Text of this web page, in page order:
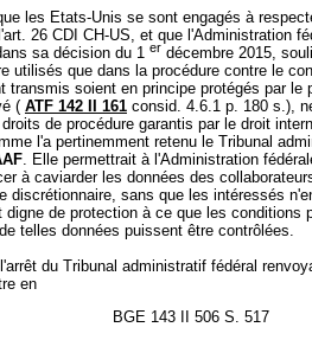
les Etats-Unis se sont engagés à
26 CDI CH-US, et que l'Administration
sa décision du 1 er décembre 2015,
utilisés que dans la procédure contre le
transmis soient en principe protégés par le
( ATF 142 II 161 consid. 4.6.1 p. 180 s.),
de procédure garantis par le droit
l'a pertinemment retenu le Tribunal
. Elle permettrait à l'Administration
à caviarder les données des
discrétionnaire, sans que les intéressés
digne de protection à ce que les conditions
telles données puissent être contrôlées.
l'arrêt du Tribunal administratif fédéral
en
BGE 143 II 506 S. 517